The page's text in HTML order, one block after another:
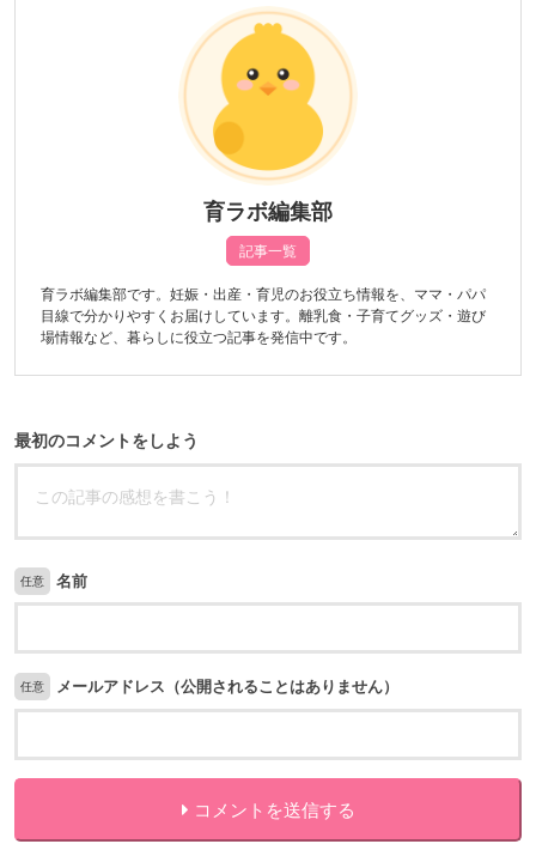
育ラボ編集部
記事一覧
育ラボ編集部です。妊娠・出産・育児のお役立ち情報を、ママ・パパ
目線で分かりやすくお届けしています。離乳食・子育てグッズ・遊び
場情報など、暮らしに役立つ記事を発信中です。
最初のコメントをしよう
任意 名前
任意 メールアドレス（公開されることはありません）
コメントを送信する